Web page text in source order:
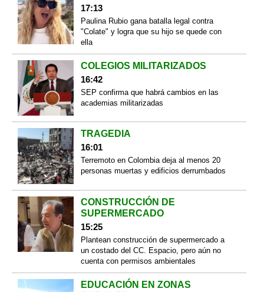
17:13
Paulina Rubio gana batalla legal contra
"Colate" y logra que su hijo se quede con
ella
COLEGIOS MILITARIZADOS
16:42
SEP confirma que habrá cambios en las
academias militarizadas
TRAGEDIA
16:01
Terremoto en Colombia deja al menos 20
personas muertas y edificios derrumbados
CONSTRUCCIÓN DE
SUPERMERCADO
15:25
Plantean construcción de supermercado a
un costado del CC. Espacio, pero aún no
cuenta con permisos ambientales
EDUCACIÓN EN ZONAS